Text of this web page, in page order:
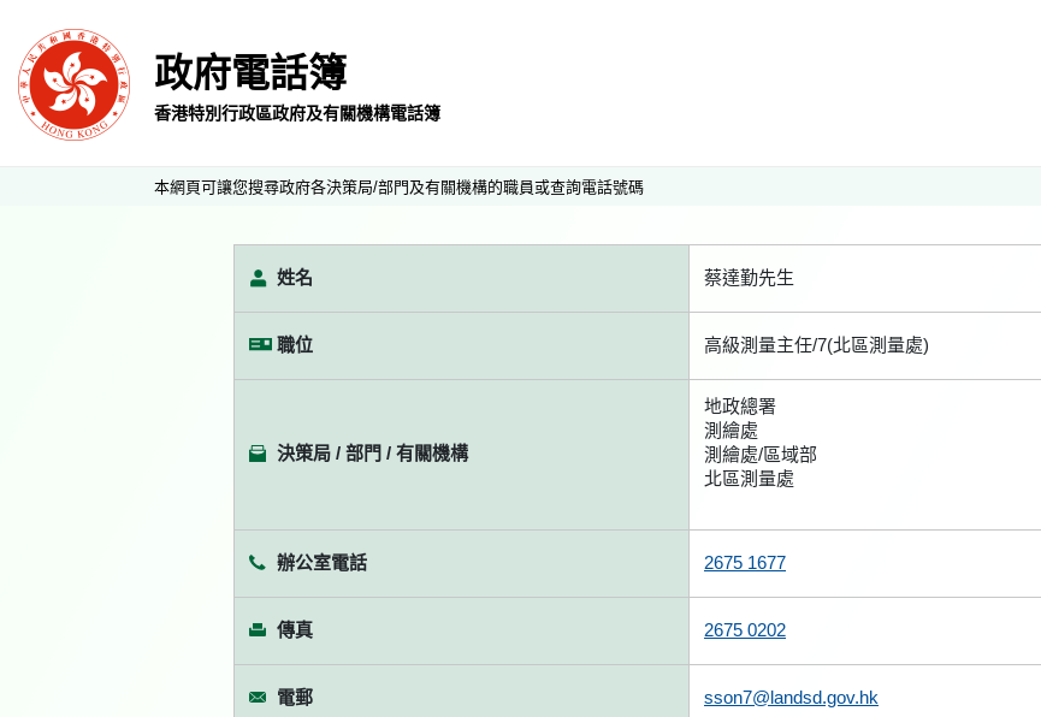
政府電話簿
香港特別行政區政府及有關機構電話簿
本網頁可讓您搜尋政府各決策局/部門及有關機構的職員或查詢電話號碼
姓名 蔡達勤先生
職位 高級測量主任/7(北區測量處)
決策局 / 部門 / 有關機構
地政總署
測繪處
測繪處/區域部
北區測量處
辦公室電話 2675 1677
傳真 2675 0202
電郵 sson7@landsd.gov.hk